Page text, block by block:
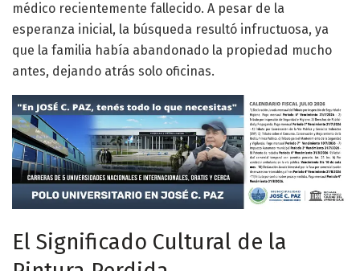
médico recientemente fallecido. A pesar de la
esperanza inicial, la búsqueda resultó infructuosa, ya
que la familia había abandonado la propiedad mucho
antes, dejando atrás solo oficinas.
El Significado Cultural de la